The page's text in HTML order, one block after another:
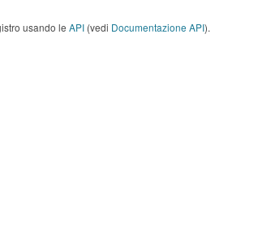
usando le API (vedi Documentazione API).